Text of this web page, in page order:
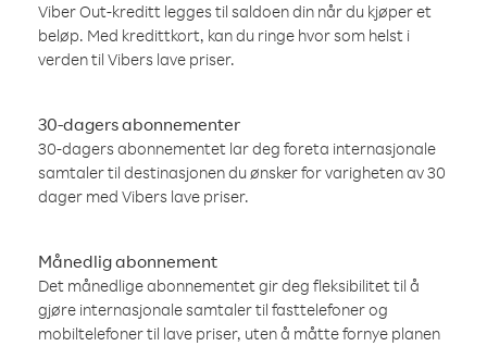
Viber Out-kreditt legges til saldoen din når du kjøper et
beløp. Med kredittkort, kan du ringe hvor som helst i
verden til Vibers lave priser.
30-dagers abonnementer
30-dagers abonnementet lar deg foreta internasjonale
samtaler til destinasjonen du ønsker for varigheten av 30
dager med Vibers lave priser.
Månedlig abonnement
Det månedlige abonnementet gir deg fleksibilitet til å
gjøre internasjonale samtaler til fasttelefoner og
mobiltelefoner til lave priser, uten å måtte fornye planen